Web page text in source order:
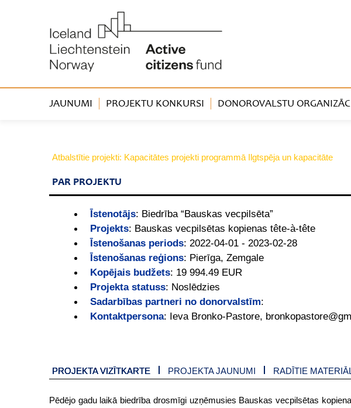
JAUNUMI PROJEKTU KONKURSI DONOROVALSTU
Atbalstītie projekti: Kapacitātes projekti programmā Ilgtspēja un kapacitāte
PAR PROJEKTU
Īstenotājs: Biedrība “Bauskas vecpilsēta”
Projekts: Bauskas vecpilsētas kopienas tête-à-tête
Īstenošanas periods: 2022-04-01 - 2023-02-28
Īstenošanas reģions: Pierīga, Zemgale
Kopējais budžets: 19 994.49 EUR
Projekta statuss: Noslēdzies
Sadarbības partneri no donorvalstīm:
Kontaktpersona: Ieva Bronko-Pastore,
PROJEKTA VIZĪTKARTE PROJEKTA JAUNUMI RADĪTIE
Pēdējo gadu laikā biedrība drosmīgi uzņēmusies Bauskas vecpilsētas